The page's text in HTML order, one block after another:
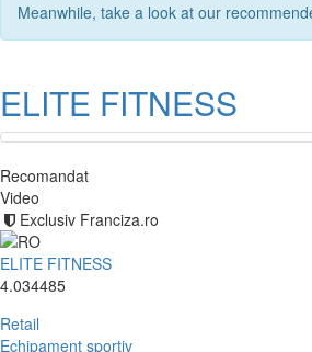
Meanwhile, take a look at our
ELITE FITNESS
Recomandat
Video
Exclusiv Franciza.ro
ELITE FITNESS
4.034485
Retail
Echipament sportiv